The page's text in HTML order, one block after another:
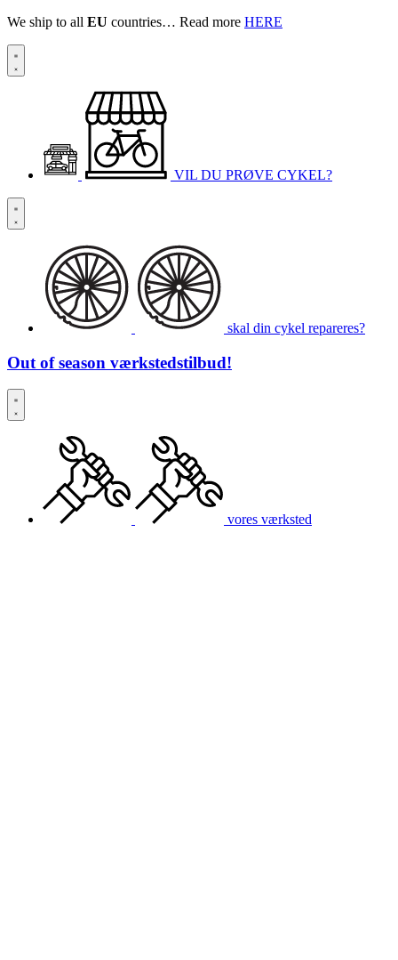
We ship to all EU countries… Read more HERE
VIL DU PRØVE CYKEL?
skal din cykel repareres?
Out of season værkstedstilbud!
vores værksted